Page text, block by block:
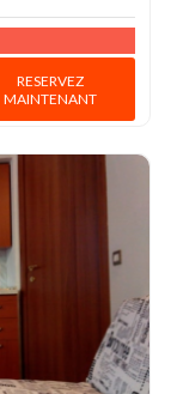
RESERVEZ
MAINTENANT